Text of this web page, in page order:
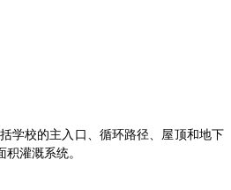
学校的主入口、循环路径、屋顶和地下
灌溉系统。